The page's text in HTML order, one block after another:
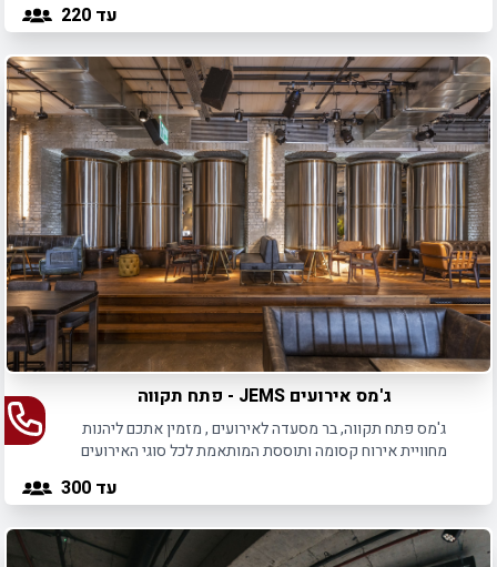
עד 220
ג'מס אירועים JEMS - פתח תקווה
ג'מס פתח תקווה, בר מסעדה לאירועים , מזמין אתכם ליהנות
מחוויית אירוח קסומה ותוססת המותאמת לכל סוגי האירועים
עד 300